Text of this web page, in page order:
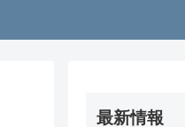
最新情報